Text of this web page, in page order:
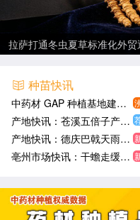
拉萨打通冬虫夏草标准化外
种苗快讯
中药材 GAP 种植基地建设的重要性
产地快讯：苍溪五倍子产新结束货丰价落 磐安覆盆子交易转淡 洱源乌梅鲜货收尾
产地快讯：德庆巴戟天雨阻加工近乎空仓 凤州花椒产新鲜货8元 确山半枝莲三茬采收
亳州市场快讯：干蟾走缓价疲 九香虫需求不旺 黑蜘蛛低迷 刀豆壳交易清淡